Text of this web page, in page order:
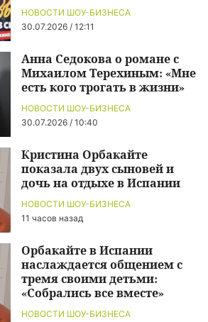
НОВОСТИ ШОУ-БИЗНЕСА
30.07.2026 / 12:11
НОВОСТИ ШОУ-БИЗНЕСА
30.07.2026 / 10:40
Анна Седокова о романе с
Михаилом Терехиным: «Мне
есть кого трогать в жизни»
НОВОСТИ ШОУ-БИЗНЕСА
11 часов назад
Кристина Орбакайте
показала двух сыновей и
дочь на отдыхе в Испании
НОВОСТИ ШОУ-БИЗНЕСА
Орбакайте в Испании
наслаждается общением с
тремя своими детьми:
«Собрались все вместе»